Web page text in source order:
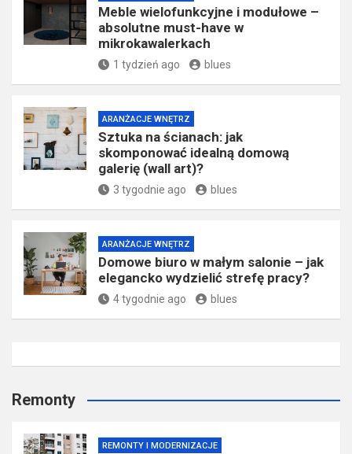
Meble wielofunkcyjne i modułowe –
absolutne must-have w
mikrokawalerkach
1 tydzień ago blues
ARANŻACJE WNĘTRZ
Sztuka na ścianach: jak
skomponować idealną domową
galerię (wall art)?
3 tygodnie ago blues
ARANŻACJE WNĘTRZ
Domowe biuro w małym salonie – jak
elegancko wydzielić strefę pracy?
4 tygodnie ago blues
Remonty
REMONTY I MODERNIZACJE